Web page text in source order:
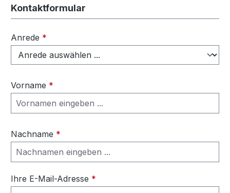
Kontaktformular
Anrede *
Vorname *
Nachname *
Ihre E-Mail-Adresse *